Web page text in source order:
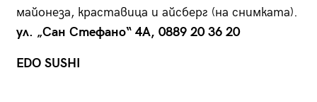
майонеза, краставица и айсберг (на снимката).
ул. „Сан Стефано“ 4А, 0889 20 36 20
EDO SUSHI